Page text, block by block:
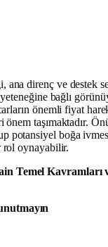
ana direnç ve destek
bağlı
önemli fiyat
taşımaktadır.
potansiyel boğa
rol oynayabilir.
Temel Kavramları